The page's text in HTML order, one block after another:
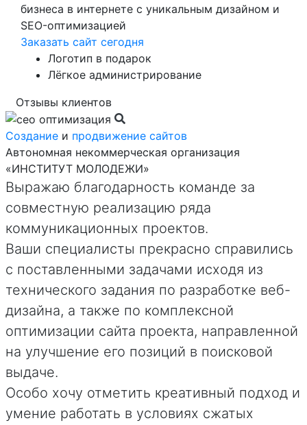
бизнеса в интернете с уникальным дизайном и
SEO-оптимизацией
Заказать сайт сегодня
Логотип в подарок
Лёгкое администрирование
Отзывы клиентов
Создание и продвижение сайтов
Автономная некоммерческая организация
«ИНСТИТУТ МОЛОДЕЖИ»
Выражаю благодарность команде за
совместную реализацию ряда
коммуникационных проектов.
Ваши специалисты прекрасно справились
с поставленными задачами исходя из
технического задания по разработке веб-
дизайна, а также по комплексной
оптимизации сайта проекта, направленной
на улучшение его позиций в поисковой
выдаче.
Особо хочу отметить креативный подход и
умение работать в условиях сжатых